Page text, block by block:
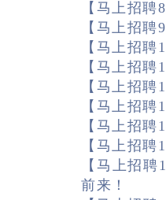
【马上招
【马上招
【马上招
【马上招
【马上招
【马上招
【马上招
【马上招
【马上招
前来！